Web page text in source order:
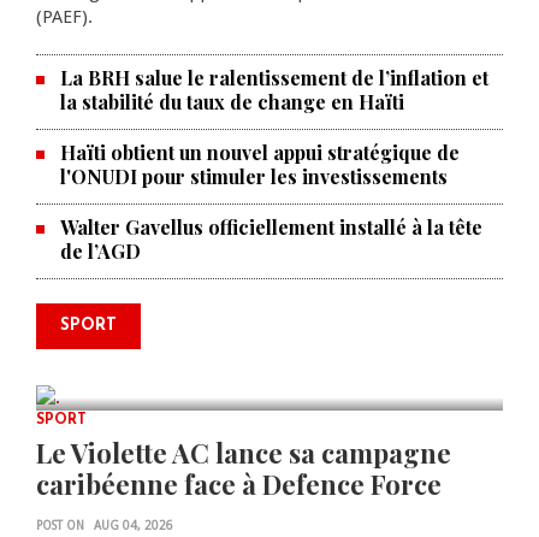
(PAEF).
La BRH salue le ralentissement de l’inflation et
la stabilité du taux de change en Haïti
Haïti obtient un nouvel appui stratégique de
l'ONUDI pour stimuler les investissements
Walter Gavellus officiellement installé à la tête
de l’AGD
SPORT
0 COMMENTS
Le père de la légende argentine
Lionel Messi est décédé à 68 ans
SPORT
Le Violette AC lance sa campagne
caribéenne face à Defence Force
POST ON AUG 04, 2026